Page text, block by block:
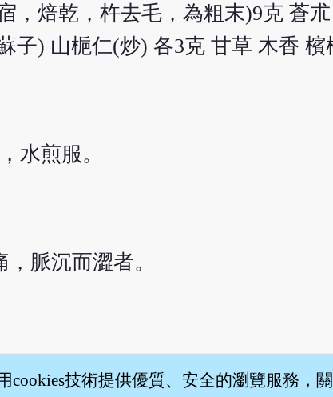
，焙乾，杵去毛，為粗末)9克 蒼
子) 山梔仁(炒) 各3克 甘草 木香 檳
水煎服。
脈沉而澀者。
cookies技術提供優質、安全的瀏覽服務，